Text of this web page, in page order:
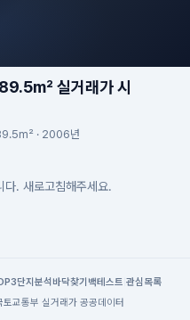
실거래가 시
· 2006년
다. 새로고침해주세요.
단지분석 바닥찾기 백테스트 관심목록
토교통부 실거래가 공공데이터